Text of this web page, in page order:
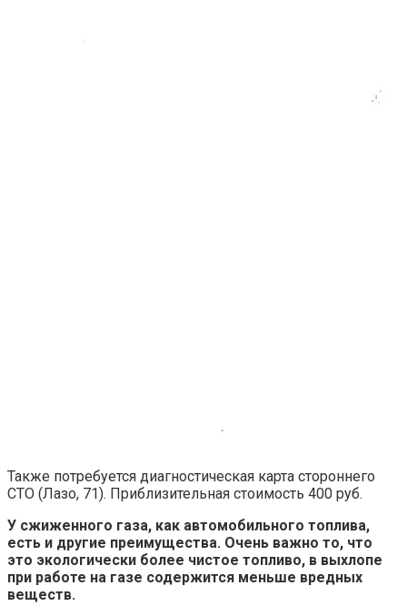
Также потребуется диагностическая карта стороннего
СТО (Лазо, 71). Приблизительная стоимость 400 руб.
У сжиженного газа, как автомобильного топлива,
есть и другие преимущества. Очень важно то, что
это экологически более чистое топливо, в выхлопе
при работе на газе содержится меньше вредных
веществ.